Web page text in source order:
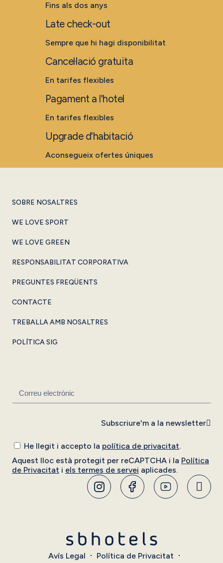
Fins als dos anys
Late check-out
Sempre que hi hagi disponibilitat
Cancel·lació gratuïta
En tarifes flexibles
Pagament a l'hotel
En tarifes flexibles
Upgrade d'habitació
Aconsegueix ofertes úniques
SOBRE NOSALTRES
WE LOVE SPORT
WE LOVE GREEN
RESPONSABILITAT CORPORATIVA
PREGUNTES FREQÜENTS
CONTACTE
TREBALLA AMB NOSALTRES
POLÍTICA SIG
He llegit i accepto la política de privacitat.
Aquest lloc està protegit per reCAPTCHA i la Política
de Privacitat i els termes de servei aplicades.
Subscriure'm a la newsletter
Avís Legal Política de Privacitat